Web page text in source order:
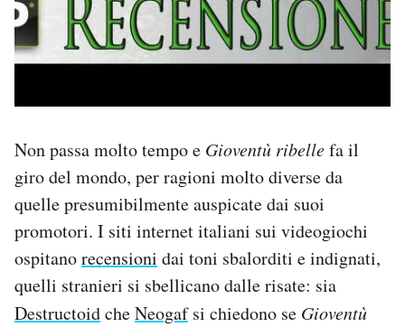
Non passa molto tempo e Gioventù ribellefa il
giro del mondo, per ragioni molto diverse da
quelle presumibilmente auspicate dai suoi
promotori. I siti internet italiani sui videogiochi
ospitanorecensioni dai toni sbalorditi e indignati,
quelli stranieri si sbellicano dalle risate: sia
DestructoidcheNeogafsi chiedono se Gioventù